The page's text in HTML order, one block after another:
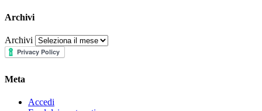
Archivi
Archivi
Meta
Accedi